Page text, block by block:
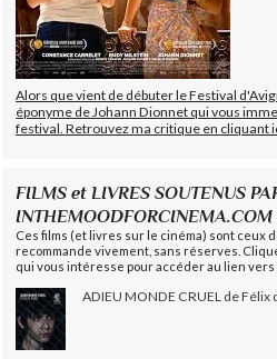
Alors que vient de débuter le Festival
éponyme de Johann Dionnet qui vous
festival. Retrouvez ma critique en cliquant
FILMS et LIVRES SOUTENUS
Ces films (et livres sur le cinéma) sont ceux
recommande vivement, sans réserves.
qui vous intéresse pour accéder au lien vers
ADIEU MONDE CRUEL de Félix